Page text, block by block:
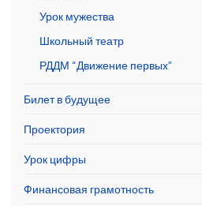
Урок мужества
Школьный театр
РДДМ “Движение первых”
Билет в будущее
Проектория
Урок цифры
Финансовая грамотность